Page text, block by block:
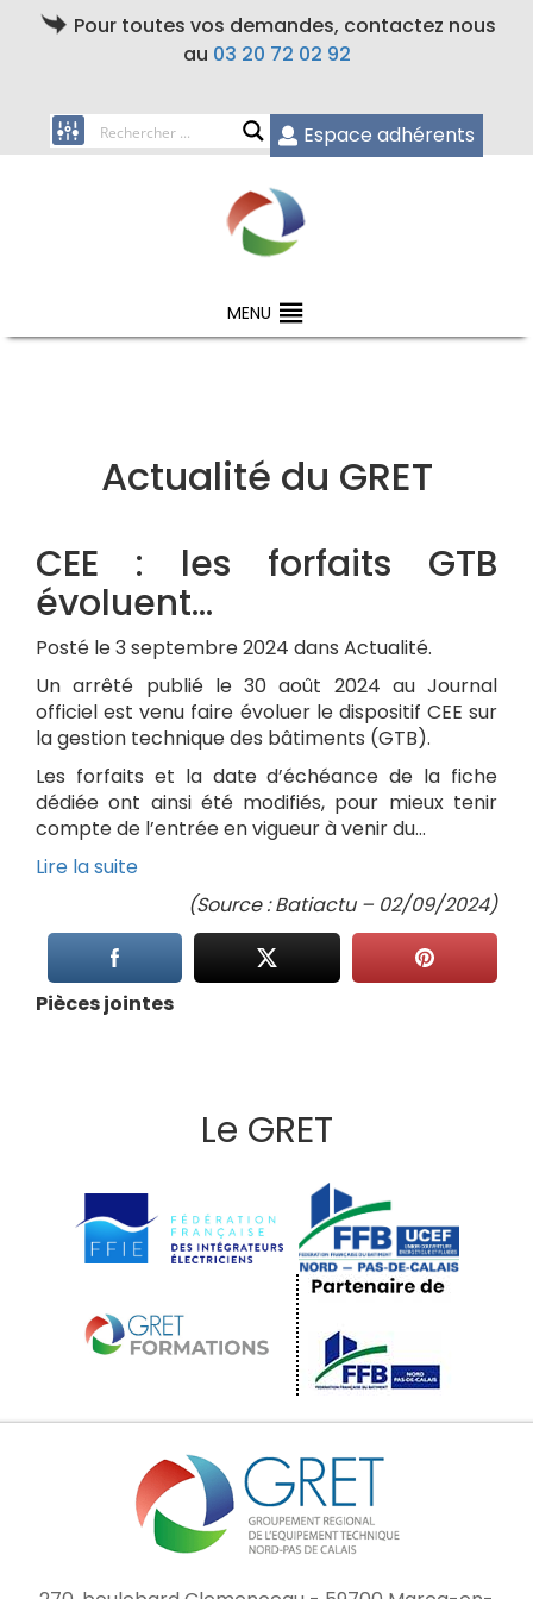
Pour toutes vos demandes, contactez nous
au 03 20 72 02 92
Espace adhérents
MENU
Actualité du GRET
CEE : les forfaits GTB
évoluent…
Posté le 3 septembre 2024 dans Actualité.
Un arrêté publié le 30 août 2024 au Journal
officiel est venu faire évoluer le dispositif CEE sur
la gestion technique des bâtiments (GTB).
Les forfaits et la date d’échéance de la fiche
dédiée ont ainsi été modifiés, pour mieux tenir
compte de l’entrée en vigueur à venir du…
Lire la suite
(Source : Batiactu – 02/09/2024)
Pièces jointes
Le GRET